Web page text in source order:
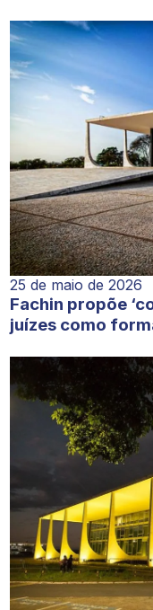
25 de maio de 2026
Fachin propõe
juízes como